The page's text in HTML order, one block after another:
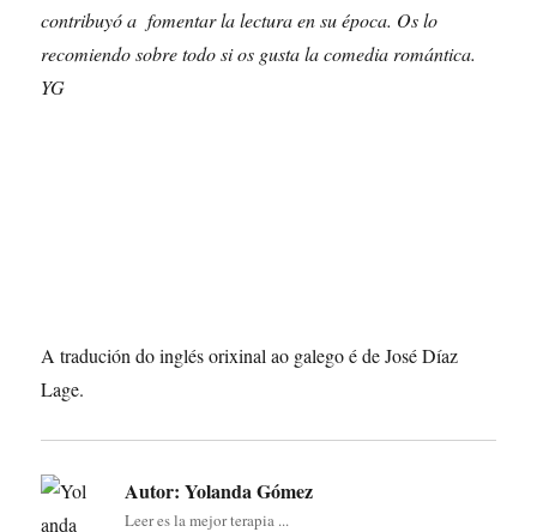
contribuyó a fomentar la lectura en su época. Os lo
recomiendo sobre todo si os gusta la comedia romántica.
YG
A tradución do inglés orixinal ao galego é de José Díaz
Lage.
Autor: Yolanda Gómez
Leer es la mejor terapia ...